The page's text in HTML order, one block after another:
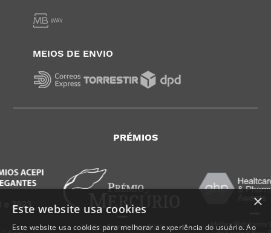
MEIOS DE ENVIO
PRÉMIOS
×
Este website usa cookies
Este website usa cookies para melhorar a experiência do usuário. Ao